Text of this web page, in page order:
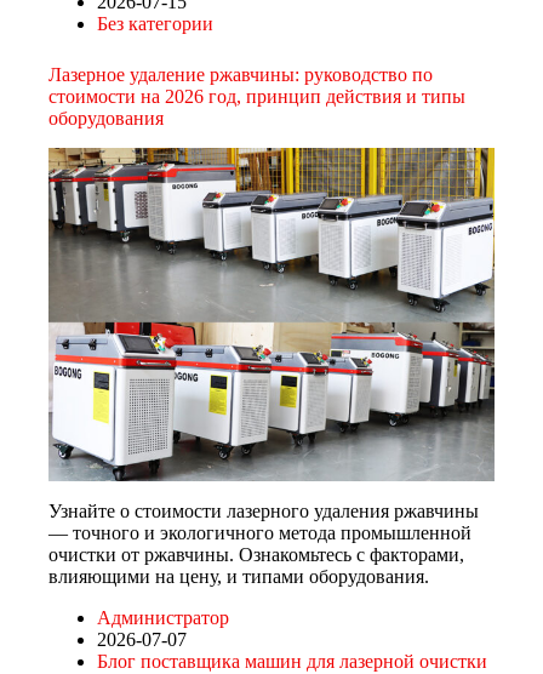
Без категории
Лазерное удаление ржавчины: руководство по
стоимости на 2026 год, принцип действия и типы
оборудования
Узнайте о стоимости лазерного удаления ржавчины
— точного и экологичного метода промышленной
очистки от ржавчины. Ознакомьтесь с факторами,
влияющими на цену, и типами оборудования.
Администратор
2026-07-07
Блог поставщика машин для лазерной очистки